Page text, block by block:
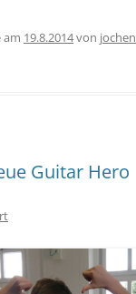
am 19.8.2014von jochen
Guitar Hero